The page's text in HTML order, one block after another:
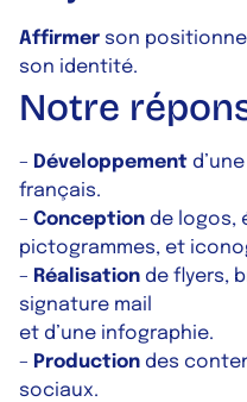
Affirmer son
son identité.
Notre
– Développement
français.
– Conception de logos,
pictogrammes, et
– Réalisation de flyers,
signature mail
et d’une infographie.
– Production des
sociaux.